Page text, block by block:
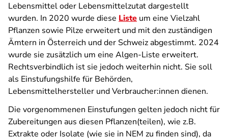
Lebensmittel oder Lebensmittelzutat dargestellt
wurden. In 2020 wurde diese Liste um eine Vielzahl
Pflanzen sowie Pilze erweitert und mit den zuständigen
Ämtern in Österreich und der Schweiz abgestimmt. 2024
wurde sie zusätzlich um eine Algen-Liste erweitert.
Rechtsverbindlich ist sie jedoch weiterhin nicht. Sie soll
als Einstufungshilfe für Behörden,
Lebensmittelhersteller und Verbraucher:innen dienen.
Die vorgenommenen Einstufungen gelten jedoch nicht für
Zubereitungen aus diesen Pflanzen(teilen), wie z.B.
Extrakte oder Isolate (wie sie in NEM zu finden sind), da